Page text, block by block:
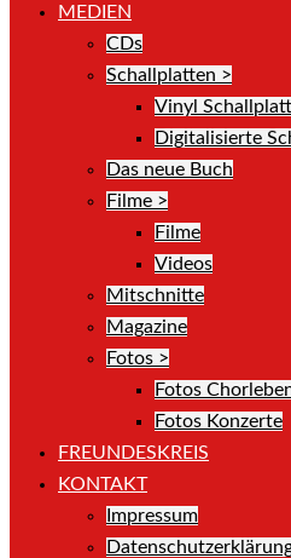
MEDIEN
CDs
Schallplatten >
Vinyl
Digitalisierte
Das neue Buch
Filme >
Filme
Videos
Mitschnitte
Magazine
Fotos >
Fotos
Fotos Konzerte
FREUNDESKREIS
KONTAKT
Impressum